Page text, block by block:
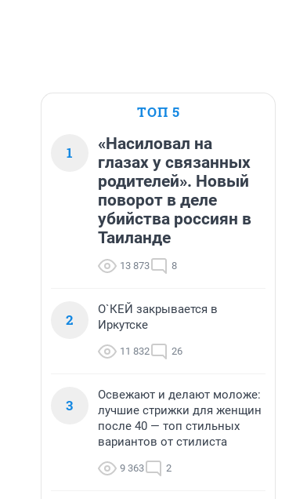
ТОП 5
1
«Насиловал на
глазах у связанных
родителей». Новый
поворот в деле
убийства россиян в
Таиланде
13 873 8
2
О`КЕЙ закрывается в
Иркутске
11 832 26
3
Освежают и делают моложе:
лучшие стрижки для женщин
после 40 — топ стильных
вариантов от стилиста
9 363 2